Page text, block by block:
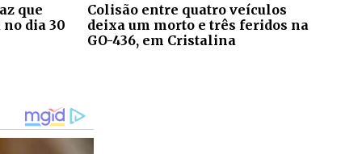
que
dia 30
Colisão entre quatro veículos
deixa um morto e três feridos na
GO-436, em Cristalina